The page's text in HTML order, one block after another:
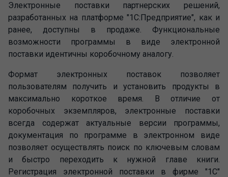
Электронные поставки партнерских решений,
разработанных на платформе "1С:Предприятие", как и
ранее, доступны в продаже. Функциональные
возможности программы в виде электронной
поставки идентичны коробочному аналогу.
Формат электронных поставок позволяет
пользователям получить и установить продукты в
максимально короткое время. В отличие от
коробочных экземпляров, электронные поставки
всегда содержат актуальные версии программы,
документация по программе в электронном виде
позволяет осуществлять поиск по ключевым словам
и быстро переходить к нужной главе книги.
Регистрация электронной поставки в фирме "1С"